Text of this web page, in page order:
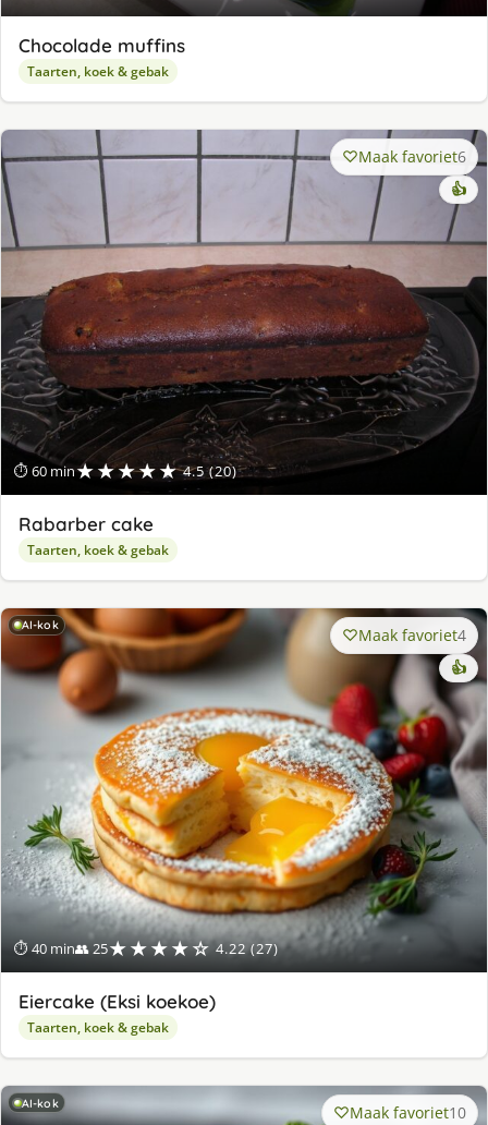
Chocolade muffins
Taarten, koek & gebak
⏱ 60 min★★★★★ 4.5 (20)
Maak favoriet6
👍
Rabarber cake
Taarten, koek & gebak
AI-kok
⏱ 40 min👥 25★★★★☆ 4.22 (27)
Maak favoriet4
👍
Eiercake (Eksi koekoe)
Taarten, koek & gebak
AI-kok Maak favoriet10